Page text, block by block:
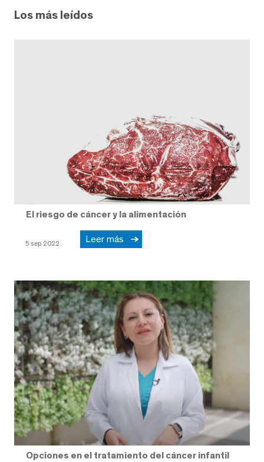
Los más leídos
El riesgo de cáncer y la alimentación
5 sep 2022 Leer más
Opciones en el tratamiento del cáncer infantil